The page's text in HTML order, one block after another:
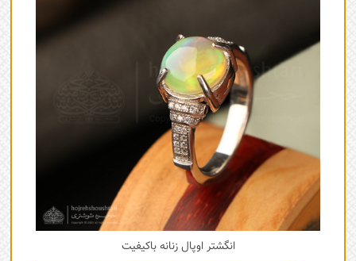
انگشتر اوپال زنانه باکیفیت